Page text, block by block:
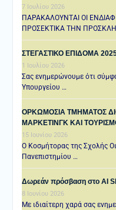
7 Ιουλίου 2026
ΠΑΡΑΚΑΛΟΥΝΤΑΙ ΟΙ
ΠΡΟΣΕΚΤΙΚΑ ΤΗΝ
ΣΤΕΓΑΣΤΙΚΟ ΕΠΙΔΟΜΑ
1 Ιουλίου 2026
Σας ενημερώνουμε ότι
Υπουργείου …
ΟΡΚΩΜΟΣΙΑ ΤΜΗΜΑΤΟΣ
ΜΑΡΚΕΤΙΝΓΚ ΚΑΙ
15 Ιουνίου 2026
Ο Κοσμήτορας της Σχολής
Πανεπιστημίου …
Δωρεάν πρόσβαση στο AI
8 Ιουνίου 2026
Με ιδιαίτερη χαρά σας